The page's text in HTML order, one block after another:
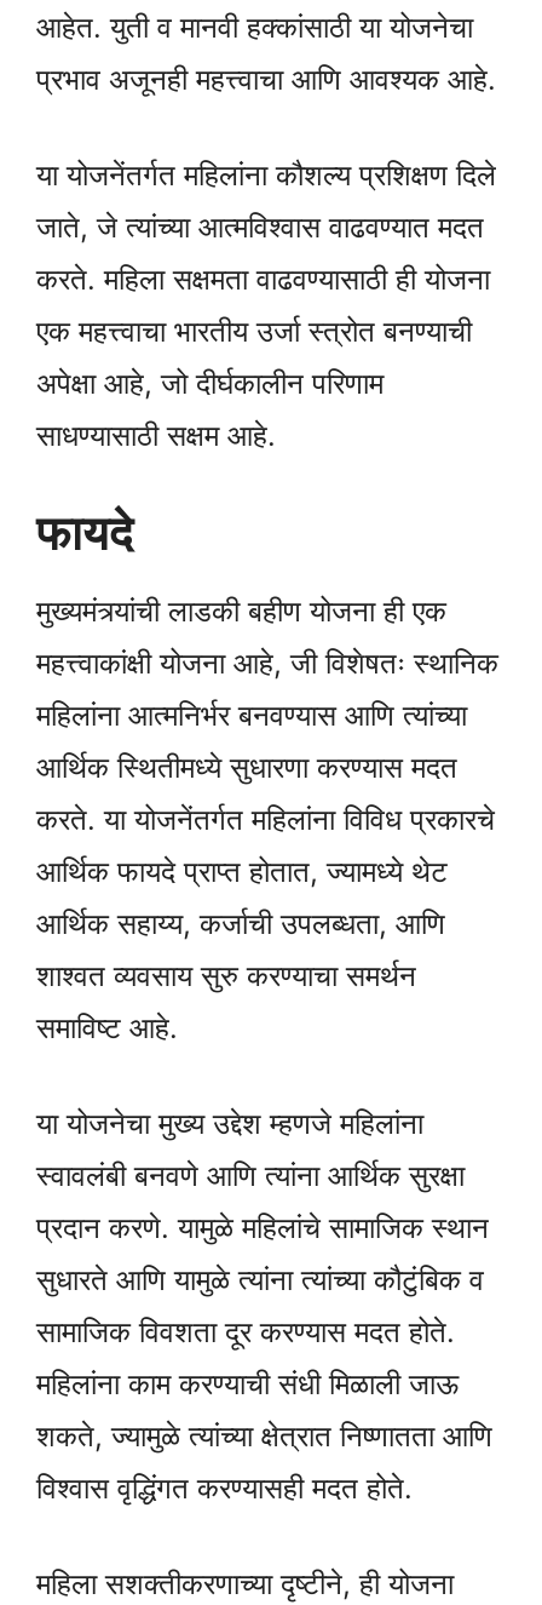
आहेत. युती व मानवी हक्कांसाठी या योजनेचा
प्रभाव अजूनही महत्त्वाचा आणि आवश्यक आहे.
या योजनेंतर्गत महिलांना कौशल्य प्रशिक्षण दिले
जाते, जे त्यांच्या आत्मविश्वास वाढवण्यात मदत
करते. महिला सक्षमता वाढवण्यासाठी ही योजना
एक महत्त्वाचा भारतीय उर्जा स्त्रोत बनण्याची
अपेक्षा आहे, जो दीर्घकालीन परिणाम
साधण्यासाठी सक्षम आहे.
फायदे
मुख्यमंत्र्यांची लाडकी बहीण योजना ही एक
महत्त्वाकांक्षी योजना आहे, जी विशेषतः स्थानिक
महिलांना आत्मनिर्भर बनवण्यास आणि त्यांच्या
आर्थिक स्थितीमध्ये सुधारणा करण्यास मदत
करते. या योजनेंतर्गत महिलांना विविध प्रकारचे
आर्थिक फायदे प्राप्त होतात, ज्यामध्ये थेट
आर्थिक सहाय्य, कर्जाची उपलब्धता, आणि
शाश्वत व्यवसाय सुरु करण्याचा समर्थन
समाविष्ट आहे.
या योजनेचा मुख्य उद्देश म्हणजे महिलांना
स्वावलंबी बनवणे आणि त्यांना आर्थिक सुरक्षा
प्रदान करणे. यामुळे महिलांचे सामाजिक स्थान
सुधारते आणि यामुळे त्यांना त्यांच्या कौटुंबिक व
सामाजिक विवशता दूर करण्यास मदत होते.
महिलांना काम करण्याची संधी मिळाली जाऊ
शकते, ज्यामुळे त्यांच्या क्षेत्रात निष्णातता आणि
विश्वास वृद्धिंगत करण्यासही मदत होते.
महिला सशक्तीकरणाच्या दृष्टीने, ही योजना